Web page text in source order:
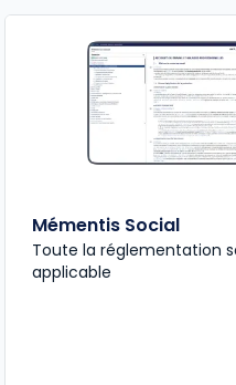
Mémentis Social
Toute la réglementation
applicable